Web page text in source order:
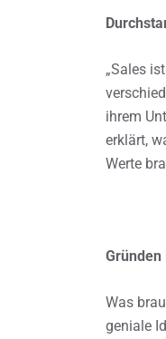
„Sales
ihrem
erklärt,
Werte
Was
geniale